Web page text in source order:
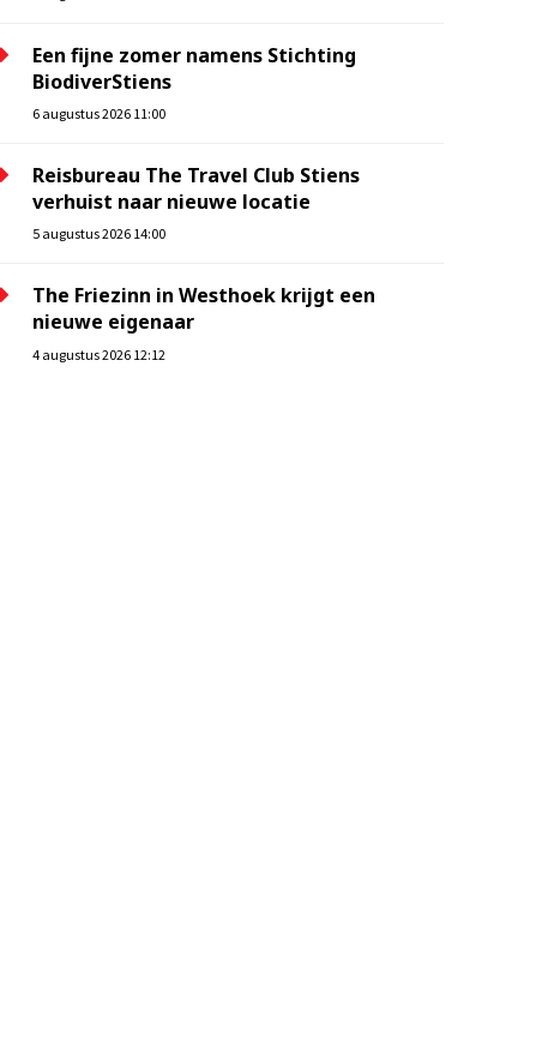
Een fijne zomer namens Stichting
BiodiverStiens
6 augustus 2026 11:00
Reisbureau The Travel Club Stiens
verhuist naar nieuwe locatie
5 augustus 2026 14:00
The Friezinn in Westhoek krijgt een
nieuwe eigenaar
4 augustus 2026 12:12